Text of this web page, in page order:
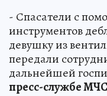
- Спасатели с
инструментов
девушку из
передали
дальнейшей
пресс-службе